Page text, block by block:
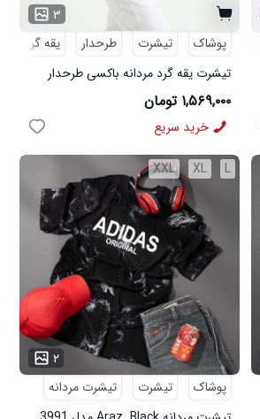
۳
پوشاک
تیشرت طرحدار
یقه گرد
تیشرت یقه گرد مردانه باکسی طرحدار
پنبه دو رو سرمه ای مدل 50968
۱,۵۶۹,۰۰۰ تومان
خرید سریع
L
XL
XXL
۲
...
پوشاک
تیشرت
تیشرت مردانه